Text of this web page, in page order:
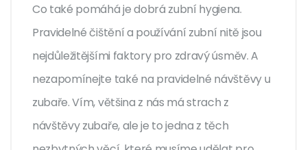
Co také pomáhá je dobrá zubní hygiena.
Pravidelné čištění a používání zubní nitě jsou
nejdůležitějšími faktory pro zdravý úsměv. A
nezapomínejte také na pravidelné návštěvy u
zubaře. Vím, většina z nás má strach z
návštěvy zubaře, ale je to jedna z těch